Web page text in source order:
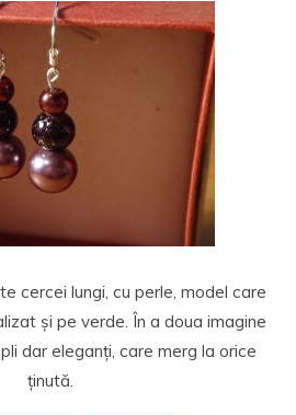
cercei lungi, cu perle, model care
și pe verde. În a doua imagine
dar eleganți, care merg la orice
ținută.